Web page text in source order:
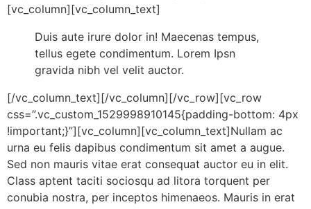
[vc_column][vc_column_text]
Duis aute irure dolor in! Maecenas tempus,
tellus egete condimentum. Lorem Ipsn
gravida nibh vel velit auctor.
[/vc_column_text][/vc_column][/vc_row][vc_row
css=”.vc_custom_1529998910145{padding-bottom: 4px
!important;}”][vc_column][vc_column_text]Nullam ac
urna eu felis dapibus condimentum sit amet a augue.
Sed non mauris vitae erat consequat auctor eu in elit.
Class aptent taciti sociosqu ad litora torquent per
conubia nostra, per inceptos himenaeos. Mauris in erat